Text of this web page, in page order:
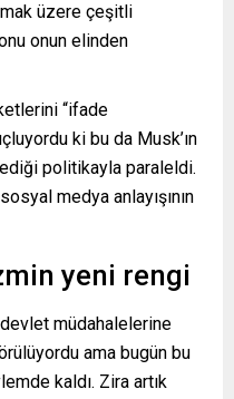
üzere çeşitli
onun elinden
“ifade
ki bu da Musk’ın
politikayla paraleldi.
medya anlayışının
yeni rengi
müdahalelerine
ama bugün bu
kaldı. Zira artık